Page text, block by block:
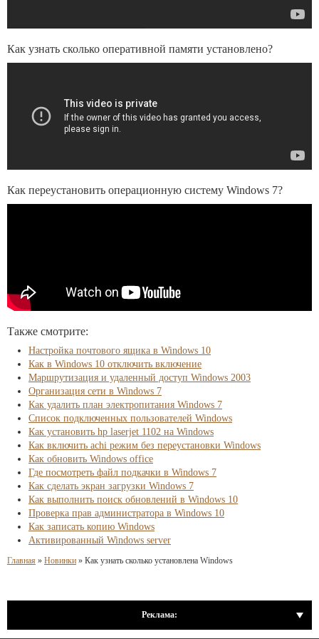
Как узнать сколько оперативной памяти установлено?
Как переустановить операционную систему Windows 7?
Также смотрите:
Настройка почтового ящика в Windows 10
Как в Windows 10 отключить включение
Маршрутизация и удаленный доступ Windows 2003
Организация сети в Windows 7
Как удалить план электропитания Windows 7
Список подключенных пользователей Windows
Как установить hp laserjet 1102 на Windows
Как включить achi режим без переустановки Windows
Как обновить Windows office
Где посмотреть файл подкачки в Windows 7
Как сделать экран загрузки Windows 7
Как выполнить поиск обновлений в Windows 10
Проверка прав администратора в Windows 10
Как записать копию Windows
Активированный Windows server
Главная » Новинки » Как узнать сколько установлена Windows
Реклама: